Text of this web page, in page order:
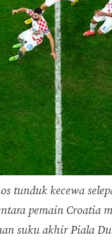
tunduk kecewa
pemain Croatia
suku akhir Piala